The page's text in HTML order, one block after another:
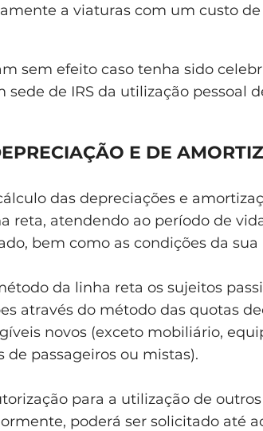
a viaturas com um custo
sem efeito caso tenha sido
sede de IRS da utilização pessoal
E DE
das depreciações e
reta, atendendo ao período de
bem como as condições da sua
da linha reta os sujeitos
através do método das quotas
novos (exceto mobiliário,
de passageiros ou mistas).
para a utilização de
poderá ser solicitado até